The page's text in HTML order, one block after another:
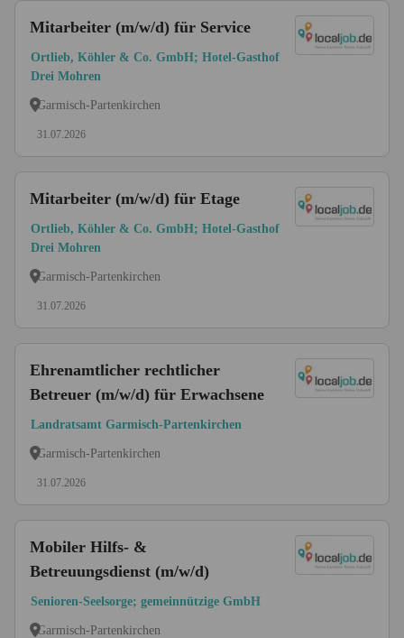
Mitarbeiter (m/w/d) für Service
Ortlieb, Köhler & Co. GmbH; Hotel-Gasthof
Drei Mohren
Garmisch-Partenkirchen
31.07.2026
Mitarbeiter (m/w/d) für Etage
Ortlieb, Köhler & Co. GmbH; Hotel-Gasthof
Drei Mohren
Garmisch-Partenkirchen
31.07.2026
Ehrenamtlicher rechtlicher
Betreuer (m/w/d) für Erwachsene
Landratsamt Garmisch-Partenkirchen
Garmisch-Partenkirchen
31.07.2026
Mobiler Hilfs- &
Betreuungsdienst (m/w/d)
Senioren-Seelsorge; gemeinnützige GmbH
Garmisch-Partenkirchen